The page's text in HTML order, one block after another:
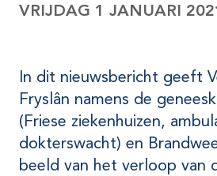
VRIJDAG 1 JANUARI
In dit nieuwsbericht geeft
Fryslân namens de
(Friese ziekenhuizen,
dokterswacht) en
beeld van het verloop van